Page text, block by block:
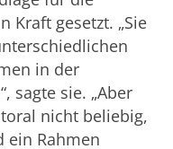
Kraft gesetzt. „Sie
in der
sagte sie. „Aber
nicht beliebig,
ein Rahmen